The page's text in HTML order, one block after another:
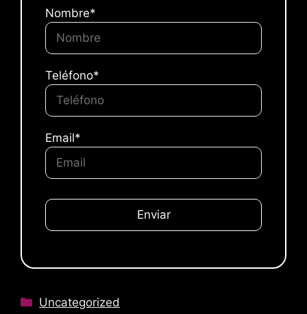
Nombre*
Teléfono*
Email*
r
o
Categorías
Uncategorized